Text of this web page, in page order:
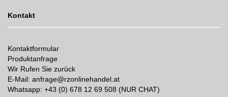
Kontakt
Kontaktformular
Produktanfrage
Wir Rufen Sie zurück
E-Mail: anfrage@rzonlinehandel.at
Whatsapp: +43 (0) 678 12 69 508 (NUR CHAT)